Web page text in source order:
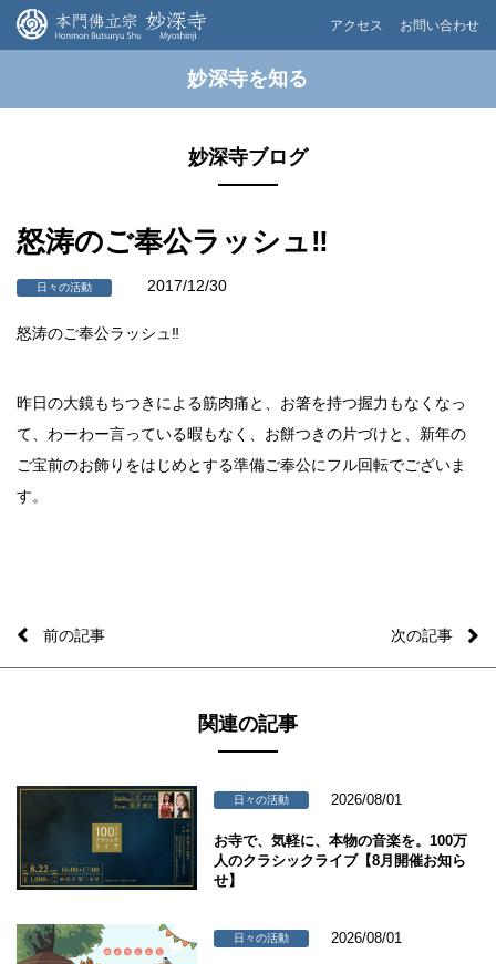
アクセス お問い合わせ
妙深寺を知る
妙深寺ブログ
怒涛のご奉公ラッシュ‼︎
日々の活動 2017/12/30
怒涛のご奉公ラッシュ‼︎
昨日の大鏡もちつきによる筋肉痛と、お箸を持つ握力もなくなっ
て、わーわー言っている暇もなく、お餅つきの片づけと、新年の
ご宝前のお飾りをはじめとする準備ご奉公にフル回転でございま
す。
前の記事 次の記事
関連の記事
日々の活動 2026/08/01
お寺で、気軽に、本物の音楽を。100万
人のクラシックライブ【8月開催お知ら
せ】
日々の活動 2026/08/01